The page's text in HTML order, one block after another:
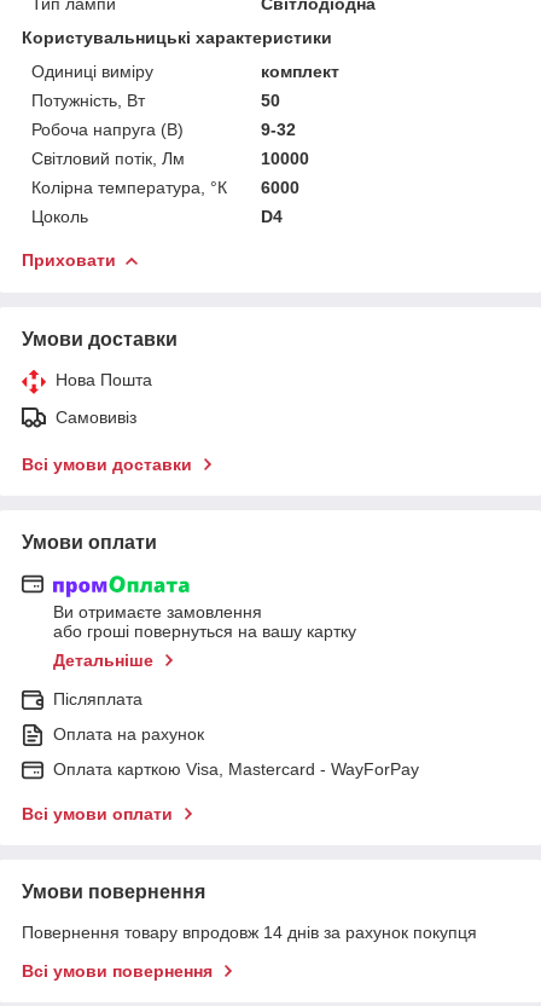
Користувальницькі характеристики
Одиниці виміру
комплект
Потужність, Вт
50
Робоча напруга (В)
9-32
Світловий потік, Лм
10000
Колірна температура, °К
6000
Цоколь
D4
Приховати
Умови доставки
Нова Пошта
Самовивіз
Всі умови доставки
Умови оплати
Ви отримаєте замовлення
або гроші повернуться на вашу картку
Детальніше
Післяплата
Оплата на рахунок
Оплата карткою Visa, Mastercard - WayForPay
Всі умови оплати
Умови повернення
Повернення товару впродовж 14 днів за рахунок покупця
Всі умови повернення